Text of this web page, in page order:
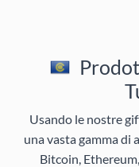
Usando le nostre
una vasta gamma
Bitcoin,